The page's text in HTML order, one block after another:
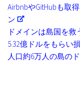
AirbnbやGitHubも取
ン
ドメインは島国を救
5.32億ドルをもらい
人口約6万人の島の